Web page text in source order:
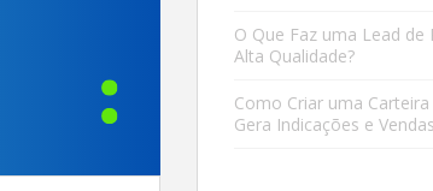
O Que Faz uma Lead de
Alta Qualidade?
Como Criar uma
Gera Indicações e